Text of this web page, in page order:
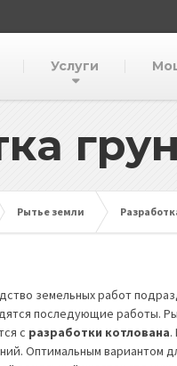
Услуги
Рытье земли
земельных работ
последующие работы.
с разработки котлована.
Оптимальным вариантом